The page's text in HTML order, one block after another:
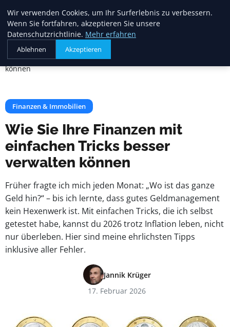
Heide Rundum
Startseite
Finanzen & Immobilien
Wie Sie Ihre Finanzen mit einfachen Tricks besser verwalten
können
Finanzen & Immobilien
Wie Sie Ihre Finanzen mit
einfachen Tricks besser
verwalten können
Früher fragte ich mich jeden Monat: „Wo ist das ganze
Geld hin?“ – bis ich lernte, dass gutes Geldmanagement
kein Hexenwerk ist. Mit einfachen Tricks, die ich selbst
getestet habe, kannst du 2026 trotz Inflation leben, nicht
nur überleben. Hier sind meine ehrlichsten Tipps
inklusive aller Fehler.
Jannik Krüger
17. Februar 2026
Wir verwenden Cookies, um Ihr Surferlebnis zu verbessern.
Wenn Sie fortfahren, akzeptieren Sie unsere
Datenschutzrichtlinie. Mehr erfahren
Ablehnen Akzeptieren